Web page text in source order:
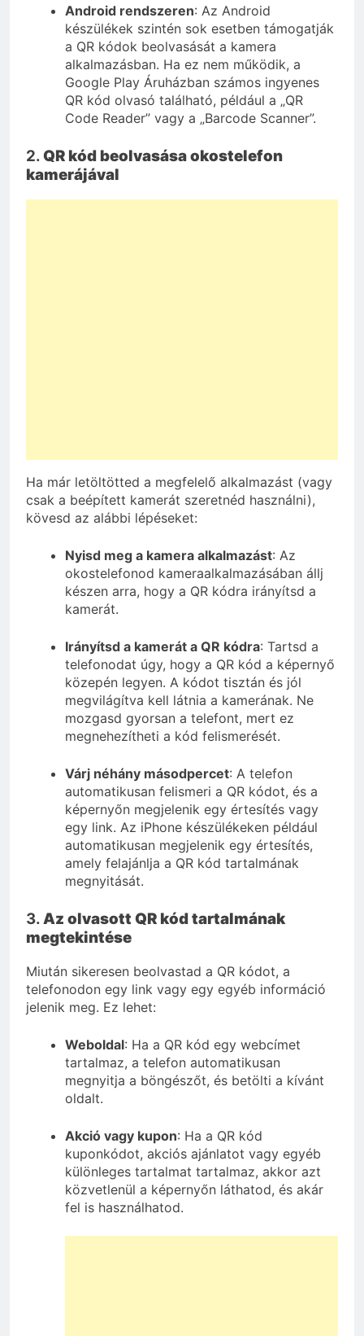
Android rendszeren: Az Android
készülékek szintén sok esetben támogatják
a QR kódok beolvasását a kamera
alkalmazásban. Ha ez nem működik, a
Google Play Áruházban számos ingyenes
QR kód olvasó található, például a „QR
Code Reader” vagy a „Barcode Scanner”.
2.QR kód beolvasása okostelefon
kamerájával
Ha már letöltötted a megfelelő alkalmazást (vagy
csak a beépített kamerát szeretnéd használni),
kövesd az alábbi lépéseket:
Nyisd meg a kamera alkalmazást: Az
okostelefonod kameraalkalmazásában állj
készen arra, hogy a QR kódra irányítsd a
kamerát.
Irányítsd a kamerát a QR kódra: Tartsd a
telefonodat úgy, hogy a QR kód a képernyő
közepén legyen. A kódot tisztán és jól
megvilágítva kell látnia a kamerának. Ne
mozgasd gyorsan a telefont, mert ez
megnehezítheti a kód felismerését.
Várj néhány másodpercet: A telefon
automatikusan felismeri a QR kódot, és a
képernyőn megjelenik egy értesítés vagy
egy link. Az iPhone készülékeken például
automatikusan megjelenik egy értesítés,
amely felajánlja a QR kód tartalmának
megnyitását.
3.Az olvasott QR kód tartalmának
megtekintése
Miután sikeresen beolvastad a QR kódot, a
telefonodon egy link vagy egy egyéb információ
jelenik meg. Ez lehet:
Weboldal: Ha a QR kód egy webcímet
tartalmaz, a telefon automatikusan
megnyitja a böngészőt, és betölti a kívánt
oldalt.
Akció vagy kupon: Ha a QR kód
kuponkódot, akciós ajánlatot vagy egyéb
különleges tartalmat tartalmaz, akkor azt
közvetlenül a képernyőn láthatod, és akár
fel is használhatod.